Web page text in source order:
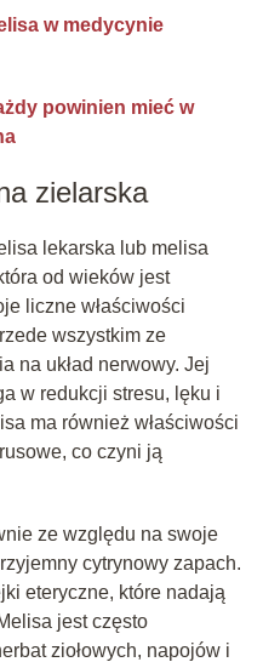
w medycynie
powinien mieć w
zielarska
lekarska lub melisa
od wieków jest
liczne właściwości
wszystkim ze
na układ nerwowy. Jej
w redukcji stresu, lęku i
ma również właściwości
co czyni ją
ze względu na swoje
cytrynowy zapach.
eteryczne, które nadają
jest często
ziołowych, napojów i